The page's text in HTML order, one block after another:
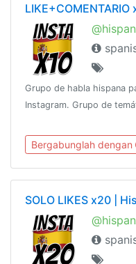
Grupo de habla hispana
Instagram. Grupo de
Bergabunglah dengan